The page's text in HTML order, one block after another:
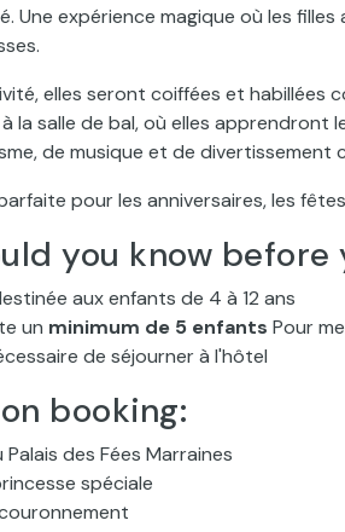
Une expérience magique où les
elles seront coiffées et habillées
la salle de bal, où elles apprendront
de musique et de divertissement
pour les anniversaires, les
you know before
aux enfants de 4 à 12 ans
un minimum de 5 enfants Pour
de séjourner à l'hôtel
booking:
Palais des Fées Marraines
spéciale